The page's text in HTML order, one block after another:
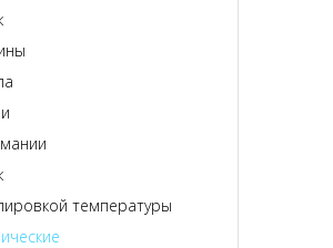
температуры